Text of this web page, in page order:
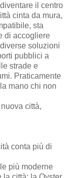
il centro
cinta da mura,
sta
di accogliere
soluzioni
pubblici a
strade e
Praticamente
mano chi non
città,
conta più di
più moderne